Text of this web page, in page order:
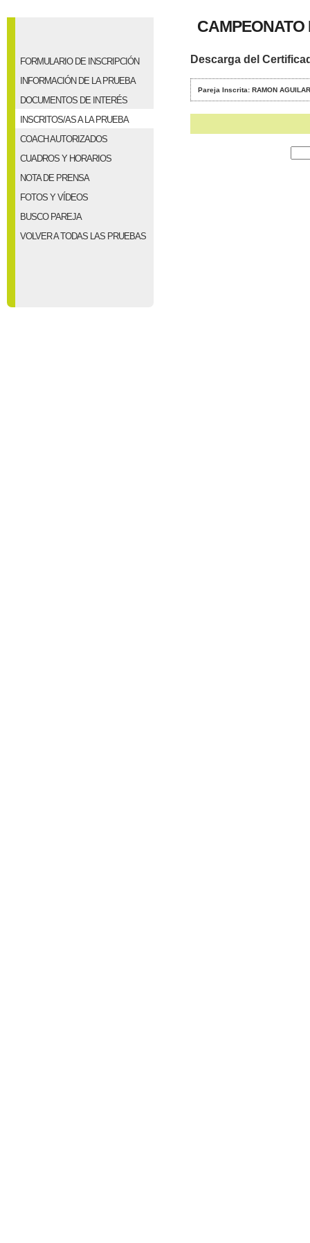
FORMULARIO DE INSCRIPCIÓN
INFORMACIÓN DE LA PRUEBA
DOCUMENTOS DE INTERÉS
INSCRITOS/AS A LA PRUEBA
COACH AUTORIZADOS
CUADROS Y HORARIOS
NOTA DE PRENSA
FOTOS Y VÍDEOS
BUSCO PAREJA
VOLVER A TODAS LAS PRUEBAS
CAMPEONATO
Descarga del
Pareja Inscrita: RAMON